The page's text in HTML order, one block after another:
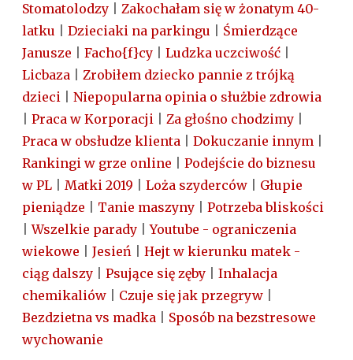
Stomatolodzy
Zakochałam się w żonatym 40-
latku
Dzieciaki na parkingu
Śmierdzące
Janusze
Facho{f}cy Ludzka uczciwość
Licbaza
Zrobiłem dziecko pannie z trójką
dzieci
Niepopularna opinia o służbie zdrowia
Praca w Korporacji Za głośno chodzimy
Praca w obsłudze klienta
Dokuczanie innym
Rankingi w grze online
Podejście do biznesu
w PL
Matki 2019 Loża szyderców
Głupie
pieniądze
Tanie maszyny
Potrzeba bliskości
|Wszelkie parady |Youtube - ograniczenia
wiekowe
Jesień
Hejt w kierunku matek -
ciąg dalszy
Psujące się zęby
Inhalacja
chemikaliów
Czuje się jak przegryw
Bezdzietna vs madka
Sposób na bezstresowe
wychowanie